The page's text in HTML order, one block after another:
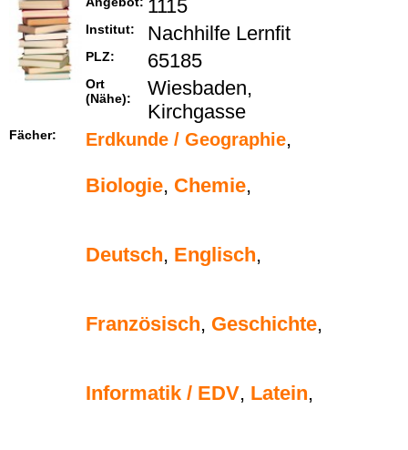
1115
Institut: Nachhilfe Lernfit
PLZ: 65185
Ort
(Nähe):
Wiesbaden,
Kirchgasse
Fächer: Erdkunde / Geographie,
Biologie, Chemie,
Deutsch, Englisch,
Französisch, Geschichte,
Informatik / EDV, Latein,